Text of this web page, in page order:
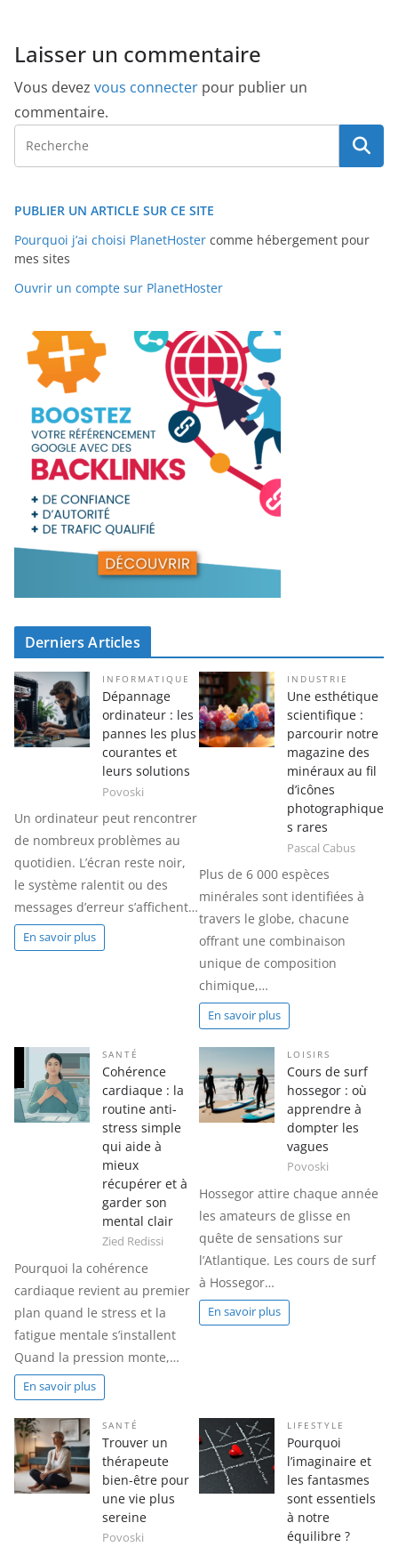
Laisser un commentaire
Vous devez vous connecter pour publier un
commentaire.
PUBLIER UN ARTICLE SUR CE SITE
Pourquoi j’ai choisi PlanetHoster comme hébergement pour
mes sites
Ouvrir un compte sur PlanetHoster
Derniers Articles
INFORMATIQUE
Dépannage
ordinateur : les
pannes les plus
courantes et
leurs solutions
Povoski
Un ordinateur peut rencontrer
de nombreux problèmes au
quotidien. L’écran reste noir,
le système ralentit ou des
messages d’erreur s’affichent…
En savoir plus
INDUSTRIE
Une esthétique
scientifique :
parcourir notre
magazine des
minéraux au fil
d’icônes
photographique
s rares
Pascal Cabus
Plus de 6 000 espèces
minérales sont identifiées à
travers le globe, chacune
offrant une combinaison
unique de composition
chimique,…
En savoir plus
SANTÉ
Cohérence
cardiaque : la
routine anti-
stress simple
qui aide à
mieux
récupérer et à
garder son
mental clair
Zied Redissi
Pourquoi la cohérence
cardiaque revient au premier
plan quand le stress et la
fatigue mentale s’installent
Quand la pression monte,…
En savoir plus
LOISIRS
Cours de surf
hossegor : où
apprendre à
dompter les
vagues
Povoski
Hossegor attire chaque année
les amateurs de glisse en
quête de sensations sur
l’Atlantique. Les cours de surf
à Hossegor…
En savoir plus
SANTÉ
Trouver un
thérapeute
bien-être pour
une vie plus
sereine
Povoski
LIFESTYLE
Pourquoi
l’imaginaire et
les fantasmes
sont essentiels
à notre
équilibre ?